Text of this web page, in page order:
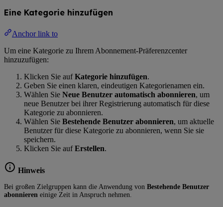
Eine Kategorie hinzufügen
Anchor link to
Um eine Kategorie zu Ihrem Abonnement-Präferenzcenter
hinzuzufügen:
Klicken Sie aufKategorie hinzufügen.
Geben Sie einen klaren, eindeutigen Kategorienamen ein.
Wählen Sie Neue Benutzer automatisch abonnieren, um
neue Benutzer bei ihrer Registrierung automatisch für diese
Kategorie zu abonnieren.
Wählen Sie Bestehende Benutzer abonnieren, um aktuelle
Benutzer für diese Kategorie zu abonnieren, wenn Sie sie
speichern.
Klicken Sie aufErstellen.
Hinweis
Bei großen Zielgruppen kann die Anwendung von Bestehende Benutzer
abonnieren einige Zeit in Anspruch nehmen.